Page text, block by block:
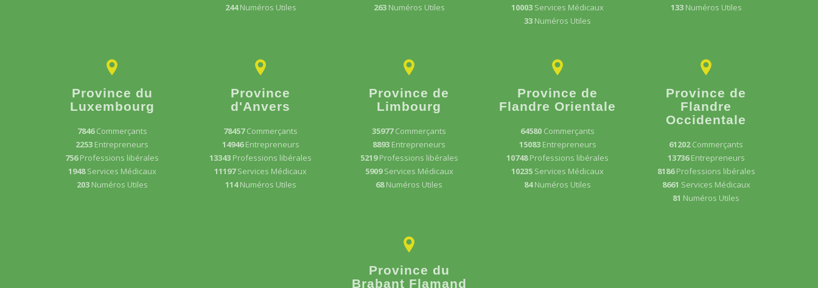
244Numéros Utiles
263 Numéros Utiles
10003 Services Médicaux
33 Numéros Utiles
133 Numéros Utiles
Province du
Luxembourg
7846Commerçants
2253 Entrepreneurs
756Professions libérales
1948Services Médicaux
203 Numéros Utiles
Province
d'Anvers
78457Commerçants
14946Entrepreneurs
13343 Professions libérales
11197Services Médicaux
114Numéros Utiles
Province de
Limbourg
35977Commerçants
8893 Entrepreneurs
5219Professions libérales
5909Services Médicaux
68Numéros Utiles
Province de
Flandre Orientale
64580 Commerçants
15083 Entrepreneurs
10748Professions libérales
10235 Services Médicaux
84Numéros Utiles
Province de
Flandre
Occidentale
61202Commerçants
13736Entrepreneurs
8186Professions libérales
8661 Services Médicaux
81 Numéros Utiles
Province du
Brabant Flamand